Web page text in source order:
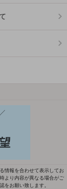
情報を合わせて表示してお
より内容が異なる場合がご
をお願い致します。